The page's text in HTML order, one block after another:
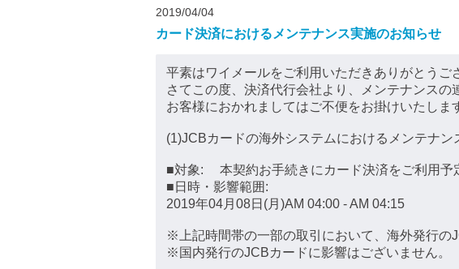
2019/04/04
カード決済におけるメンテナンス実施のお知らせ
平素はワイメールをご利用いただきありがとうご
さてこの度、決済代行会社より、メンテナンスの
お客様におかれましてはご不便をお掛けいたしま
(1)JCBカードの海外システムにおけるメンテナン
■対象: 本契約お手続きにカード決済をご利用予
■日時・影響範囲:
2019年04月08日(月)AM 04:00 - AM 04:15
※上記時間帯の一部の取引において、海外発行の
※国内発行のJCBカードに影響はございません。